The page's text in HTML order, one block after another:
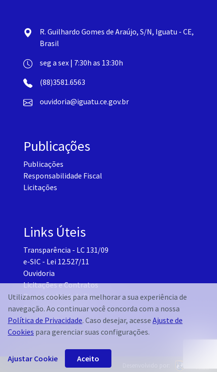
R. Guilhardo Gomes de Araújo, S/N, Iguatu - CE,
Brasil
seg a sex | 7:30h as 13:30h
(88)3581.6563
ouvidoria@iguatu.ce.gov.br
Publicações
Publicações
Responsabilidade Fiscal
Licitações
Links Úteis
Transparência - LC 131/09
e-SIC - Lei 12.527/11
Ouvidoria
Licitações e Contratos
Responsabilidade Fiscal
Portal do TCM-CE
Governo Transparente - Setor Pessoal
Utilizamos cookies para melhorar a sua experiência de
navegação. Ao continuar você concorda com a nossa
Política de Privacidade. Caso desejar, acesse Ajuste de
Cookies para gerenciar suas configurações.
Ajustar Cookie Aceito